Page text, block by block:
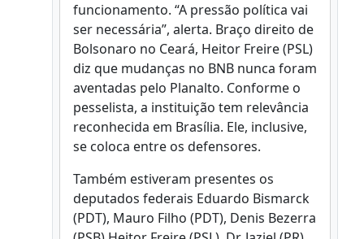
funcionamento. “A pressão política vai
ser necessária”, alerta. Braço direito de
Bolsonaro no Ceará, Heitor Freire (PSL)
diz que mudanças no BNB nunca foram
aventadas pelo Planalto. Conforme o
pesselista, a instituição tem relevância
reconhecida em Brasília. Ele, inclusive,
se coloca entre os defensores.
Também estiveram presentes os
deputados federais Eduardo Bismarck
(PDT), Mauro Filho (PDT), Denis Bezerra